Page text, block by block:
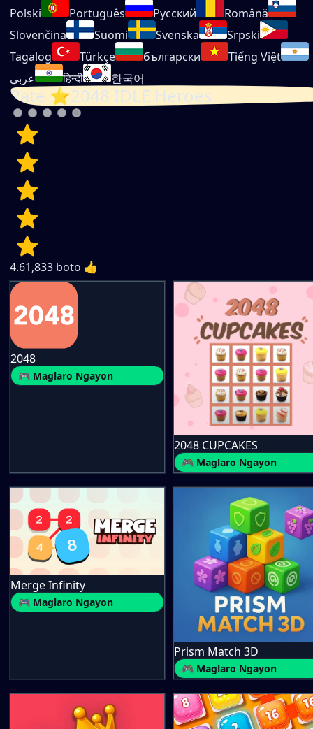
Polski
Português Русский
Română
Slovenčina
Suomi Svenska
Srpski
Tagalog
Türkçe български
Tiếng Việt
عربي
हिन्दी 한국어
Rate ⭐2048 IDLE Heroes
4.61,833 boto 👍
2048
🎮 Maglaro Ngayon
2048 CUPCAKES
🎮 Maglaro Ngayon
Merge Infinity
🎮 Maglaro Ngayon
Prism Match 3D
🎮 Maglaro Ngayon